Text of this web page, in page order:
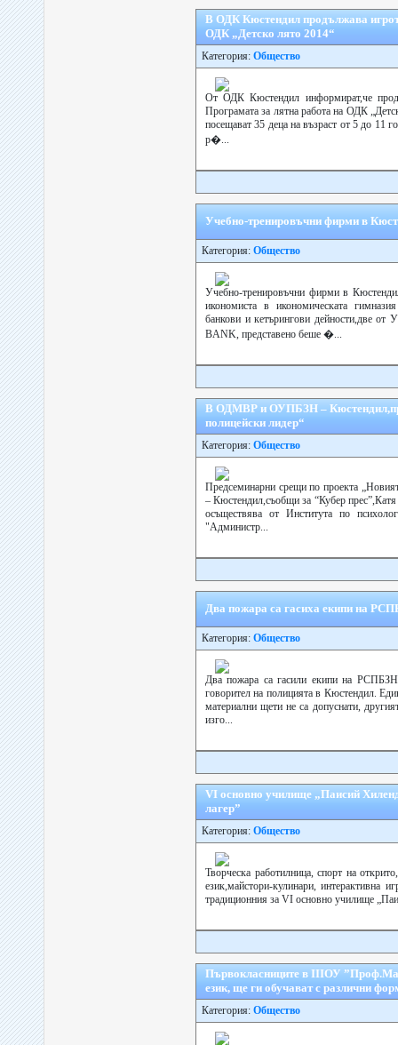
В ОДК Кюстендил продължава
ОДК „Детско лято 2014“
Категория: Общество
От ОДК Кюстендил информират,че
Програмата за лятна работа на ОДК
посещават 35 деца на възраст от 5 до 11
р�...
Учебно-тренировъчни фирми в
Категория: Общество
Учебно-тренировъчни фирми в
икономиста в икономическата
банкови и кетърингови дейности,две
BANK, представено беше �...
В ОДМВР и ОУПБЗН –
полицейски лидер“
Категория: Общество
Предсеминарни срещи по проекта
– Кюстендил,съобщи за “Кубер
осъществява от Института по
"Администр...
Два пожара са гасиха екипи на
Категория: Общество
Два пожара са гасили екипи на
говорител на полицията в Кюстендил.
материални щети не са допуснати,
изго...
VI основно училище „Паисий
лагер”
Категория: Общество
Творческа работилница, спорт на
език,майстори-кулинари, интерактивна
традиционния за VI основно училище
Първокласниците в ІІІОУ
език, ще ги обучават с различни
Категория: Общество